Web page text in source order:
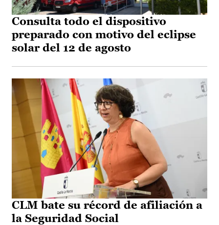
Consulta todo el dispositivo
preparado con motivo del eclipse
solar del 12 de agosto
CLM bate su récord de afiliación a
la Seguridad Social